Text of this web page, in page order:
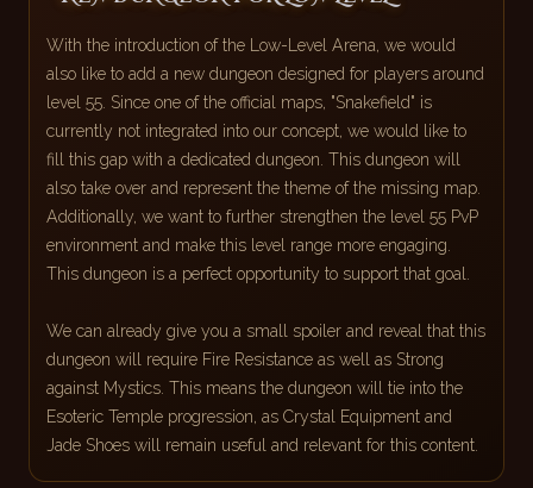
With the introduction of the Low-Level Arena, we would
also like to add a new dungeon designed for players around
level 55. Since one of the official maps, "Snakefield" is
currently not integrated into our concept, we would like to
fill this gap with a dedicated dungeon. This dungeon will
also take over and represent the theme of the missing map.
Additionally, we want to further strengthen the level 55 PvP
environment and make this level range more engaging.
This dungeon is a perfect opportunity to support that goal.
We can already give you a small spoiler and reveal that this
dungeon will require Fire Resistance as well as Strong
against Mystics. This means the dungeon will tie into the
Esoteric Temple progression, as Crystal Equipment and
Jade Shoes will remain useful and relevant for this content.